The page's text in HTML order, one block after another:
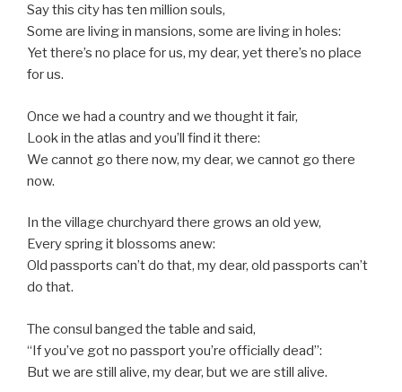
Say this city has ten million souls,
Some are living in mansions, some are living in holes:
Yet there’s no place for us, my dear, yet there’s no place
for us.
Once we had a country and we thought it fair,
Look in the atlas and you’ll find it there:
We cannot go there now, my dear, we cannot go there
now.
In the village churchyard there grows an old yew,
Every spring it blossoms anew:
Old passports can’t do that, my dear, old passports can’t
do that.
The consul banged the table and said,
“If you’ve got no passport you’re officially dead”:
But we are still alive, my dear, but we are still alive.